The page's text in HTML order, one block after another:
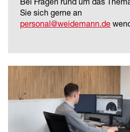
Sie sich gerne an
personal@weidemann.de